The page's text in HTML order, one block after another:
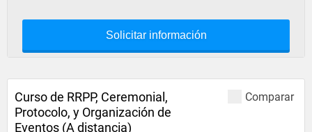
Solicitar información
Comparar
Curso de RRPP, Ceremonial,
Protocolo, y Organización de
Eventos (A distancia)